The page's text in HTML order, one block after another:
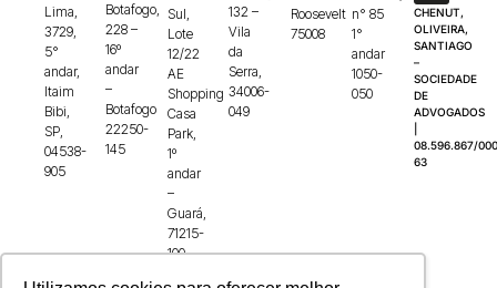
Lima,
3729,
5°
andar,
Itaim
Bibi,
SP,
04538-
905
Botafogo,
228 –
16º
andar
–
Botafogo
22250-
145
Sul,
Lote
12/22
AE
Shopping
Casa
Park,
1º
andar
–
Guará,
71215-
100
132 –
Vila
da
Serra,
34006-
049
Roosevelt
75008
n° 85
1°
andar
1050-
050
CHENUT,
OLIVEIRA,
SANTIAGO
–
SOCIEDADE
DE
ADVOGADOS
08.596.867/
63